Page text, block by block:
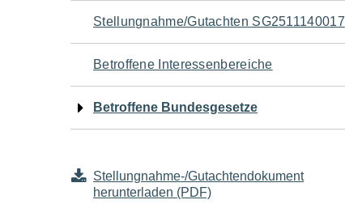
Navigation
für
den
Seiteninhalt
Stellungnahme/Gutachten SG2511140017
Betroffene Interessenbereiche
Betroffene Bundesgesetze
Stellungnahme-/Gutachtendokument
herunterladen (PDF)